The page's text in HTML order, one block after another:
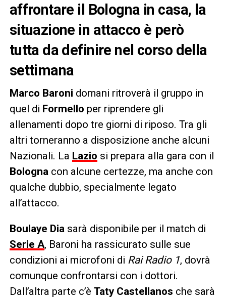
affrontare il Bologna in casa, la
situazione in attacco è però
tutta da definire nel corso della
settimana
Marco Baroni domani ritroverà il gruppo in
quel di Formello per riprendere gli
allenamenti dopo tre giorni di riposo. Tra gli
altri torneranno a disposizione anche alcuni
Nazionali. La Lazio si prepara alla gara con il
Bologna con alcune certezze, ma anche con
qualche dubbio, specialmente legato
all’attacco.
Boulaye Dia sarà disponibile per il match di
Serie A, Baroni ha rassicurato sulle sue
condizioni ai microfoni di Rai Radio 1, dovrà
comunque confrontarsi con i dottori.
Dall’altra parte c’è Taty Castellanos che sarà